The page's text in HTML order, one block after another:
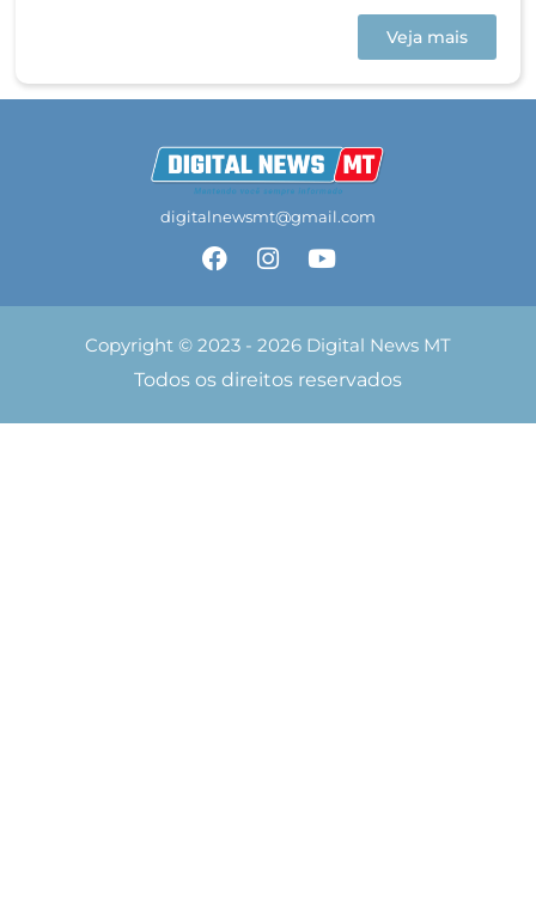
Veja mais
digitalnewsmt@gmail.com
Copyright © 2023 - 2026 Digital News MT
Todos os direitos reservados